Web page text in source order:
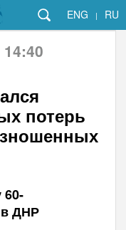
ENG | RU
потерь
60-
ДНР